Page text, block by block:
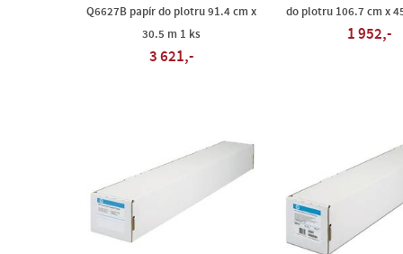
Q6627B papír do plotru 91.4 cm x
30.5 m 1 ks
3 621,-
do plotru 106.7 cm x
1 952,-